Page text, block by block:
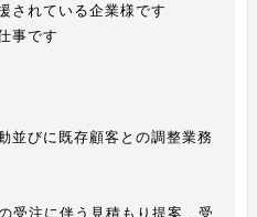
されている企業様です
事です
並びに既存顧客との調整業務
受注に伴う見積もり提案、受